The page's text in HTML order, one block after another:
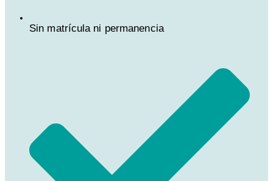
Sin matrícula ni permanencia